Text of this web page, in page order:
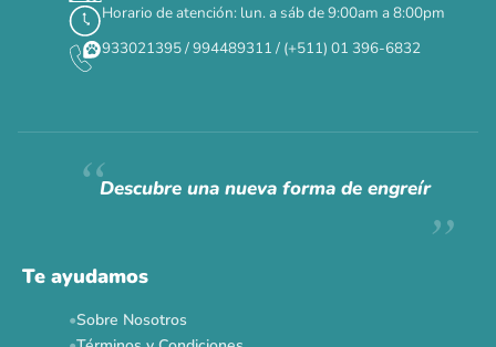
✕
Siempre fuimosraros.
Horario de atención: lun. a sáb de 9:00am a 8:00pm
933021395 / 994489311 / (+511) 01 396-6832
Descubre una nueva forma de engreír
Te ayudamos
Sobre Nosotros